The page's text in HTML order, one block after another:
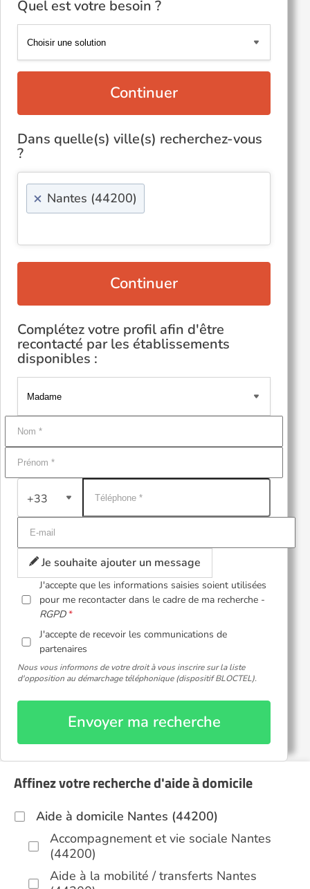
Quel est votre besoin ?
Continuer
Dans quelle(s) ville(s) recherchez-vous
?
× Nantes (44200)
Continuer
Complétez votre profil afin d'être
recontacté par les établissements
disponibles :
+33
Je souhaite ajouter un message
J'accepte que les informations saisies soient utilisées
pour me recontacter dans le cadre de ma recherche -
RGPD
J'accepte de recevoir les communications de
partenaires
Nous vous informons de votre droit à vous inscrire sur la liste
d'opposition au démarchage téléphonique (dispositif BLOCTEL).
Envoyer ma recherche
Affinez votre recherche d'aide à domicile
Aide à domicile Nantes (44200)
Accompagnement et vie sociale Nantes
(44200)
Aide à la mobilité / transferts Nantes